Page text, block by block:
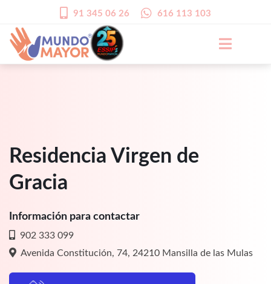
91 345 06 26 616 113 103
Residencia Virgen de
Gracia
Información para contactar
902 333 099
Avenida Constitución, 74, 24210 Mansilla de las Mulas